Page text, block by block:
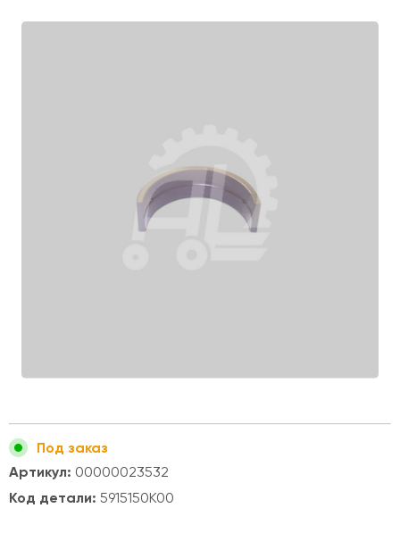
Под заказ
Артикул: 00000023532
Код детали: 5915150K00